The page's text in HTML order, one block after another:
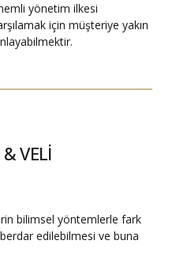
yönetim ilkesi
için müşteriye yakın
VELİ
bilimsel yöntemlerle fark
edilebilmesi ve buna